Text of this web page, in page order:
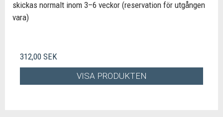
skickas normalt inom 3–6 veckor (reservation för utgången
vara)
312,00 SEK
VISA PRODUKTEN